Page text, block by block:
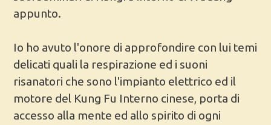
appunto.
Io ho avuto l'onore di approfondire con lui temi
delicati quali la respirazione ed i suoni
risanatori che sono l'impianto elettrico ed il
motore del Kung Fu Interno cinese, porta di
accesso alla mente ed allo spirito di ogni